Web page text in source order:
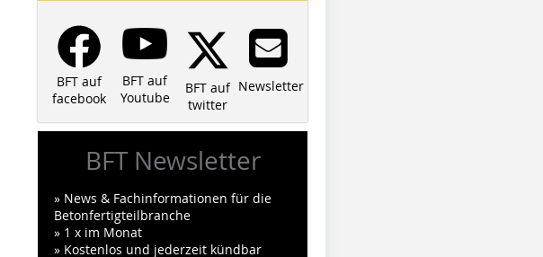
BFT auf
facebook
BFT auf
Youtube
BFT auf
twitter
Newsletter
BFT Newsletter
» News & Fachinformationen für die
Betonfertigteilbranche
» 1 x im Monat
» Kostenlos und jederzeit kündbar